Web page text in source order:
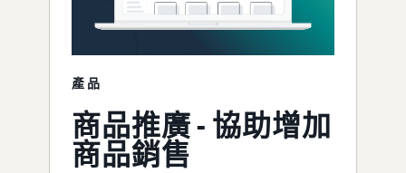
產品
商品推廣 - 協助增加
商品銷售